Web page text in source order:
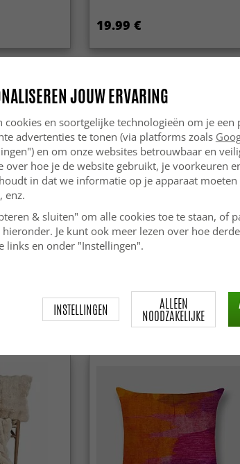
19.99 €
(donker bruin)
34.99 €
JOUW ERVARING
cookies en soortgelijke technologieën om je
advertenties te tonen (via platforms zoals
en om onze websites betrouwbaar en
hoe je de website gebruikt, je voorkeuren
in dat we informatie op je apparaat moeten
enz.
& sluiten" om alle cookies toe te staan, of
Je kunt ook meer lezen over hoe
links en onder "Instellingen".
INSTELLINGEN ALLEEN
NOODZAKELIJKE